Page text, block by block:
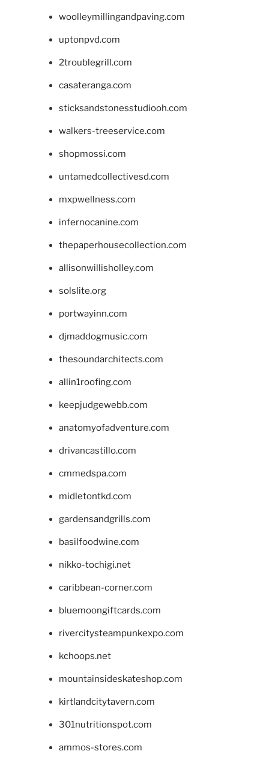
woolleymillingandpaving.com
uptonpvd.com
2troublegrill.com
casateranga.com
sticksandstonesstudiooh.com
walkers-treeservice.com
shopmossi.com
untamedcollectivesd.com
mxpwellness.com
infernocanine.com
thepaperhousecollection.com
allisonwillisholley.com
solslite.org
portwayinn.com
djmaddogmusic.com
thesoundarchitects.com
allin1roofing.com
keepjudgewebb.com
anatomyofadventure.com
drivancastillo.com
cmmedspa.com
midletontkd.com
gardensandgrills.com
basilfoodwine.com
nikko-tochigi.net
caribbean-corner.com
bluemoongiftcards.com
rivercitysteampunkexpo.com
kchoops.net
mountainsideskateshop.com
kirtlandcitytavern.com
301nutritionspot.com
ammos-stores.com